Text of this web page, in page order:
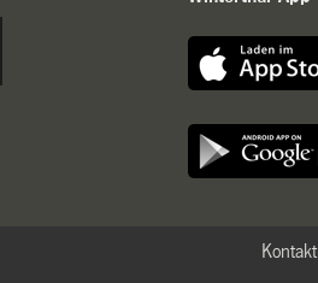
Kontakt